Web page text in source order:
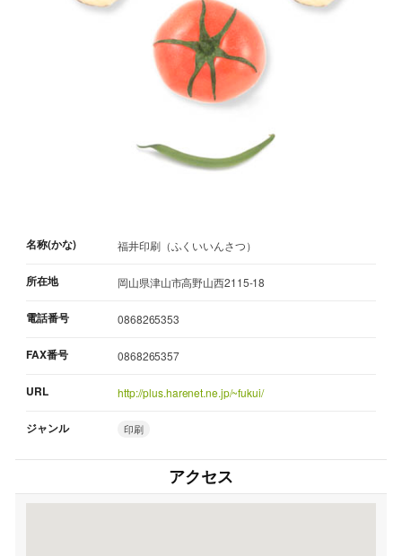
名称(かな) 福井印刷（ふくいいんさつ）
所在地 岡山県津山市高野山西2115-18
電話番号 0868265353
FAX番号 0868265357
URL http://plus.harenet.ne.jp/~fukui/
ジャンル 印刷
アクセス